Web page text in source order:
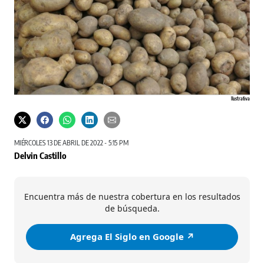
Ilustrativa
MIÉRCOLES 13 DE ABRIL DE 2022 - 5:15 PM
Delvin Castillo
Encuentra más de nuestra cobertura en los resultados
de búsqueda.
Agrega El Siglo en Google ↗️